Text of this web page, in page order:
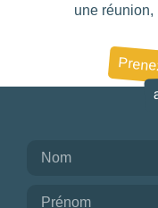
une réunion,